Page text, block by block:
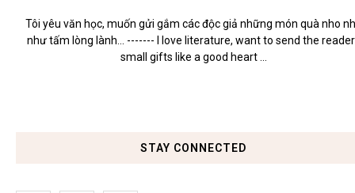
Tôi yêu văn học, muốn gửi gắm các độc giả những món quà nho
như tấm lòng lành... ------- I love literature, want to send the
small gifts like a good heart ...
STAY CONNECTED